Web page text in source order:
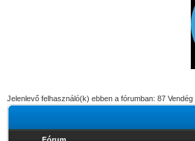
Jelenlevő felhasználó(k) ebben a fórumban: 87 Vendég